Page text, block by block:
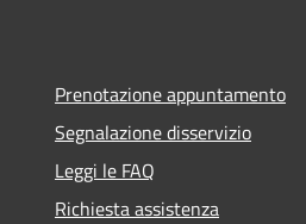
Prenotazione appuntamento
Segnalazione disservizio
Leggi le FAQ
Richiesta assistenza